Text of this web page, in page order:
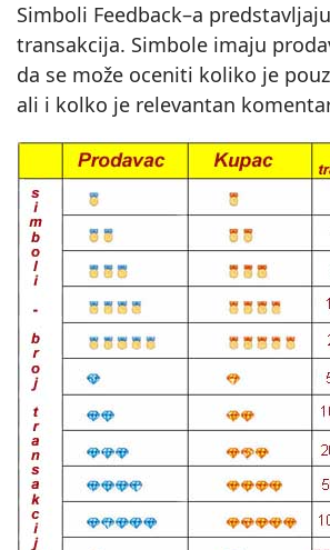
Simboli Feedback–a
transakcija. Simbole imaju
da se može oceniti koliko je
ali i kolko je relevantan